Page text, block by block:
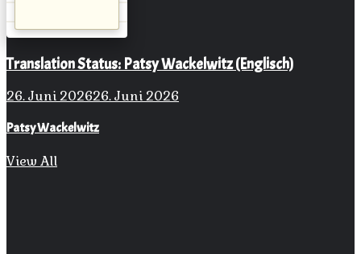
Translation Status: Patsy Wackelwitz (Englisch)
26. Juni 202626. Juni 2026
Patsy Wackelwitz
View All